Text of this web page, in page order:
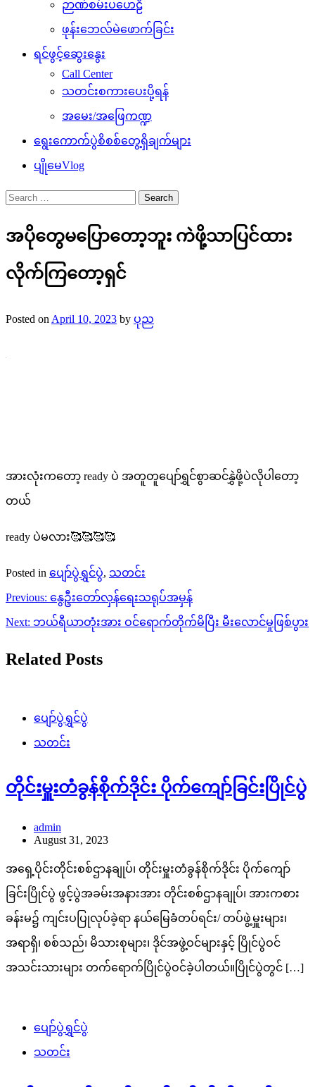
ဉာဏ်စမ်းပဟေဠိ
ဖုန်းဘေလ်မဲဖောက်ခြင်း
ရင်ဖွင့်ဆွေးနွေး
Call Center
သတင်းစကားပေးပို့ရန်
အမေး/အဖြေကဏ္ဍ
ရွေးကောက်ပွဲစိစစ်တွေ့ရှိချက်များ
ပျိုမေVlog
Search
for:
အပိုတွေမပြောတော့ဘူး ကဲဖို့သာပြင်ထား
လိုက်ကြတော့ရှင်
Posted on April 10, 2023 by ပုည
အားလုံးကတော့ ready ပဲ အတူတူပျော်ရွှင်စွာဆင်နွှဲဖို့ပဲလိုပါတော့
တယ်
ready ပဲမလား🥰🥰🥰🥰
Posted in ပျော်ပွဲရွှင်ပွဲ, သတင်း
Post
navigation
Previous: နွေဦးတော်လှန်ရေးသရုပ်အမှန်
Next: ဘယ်ရီယာတုံးအား ဝင်ရောက်တိုက်မိပြီး မီးလောင်မှုဖြစ်ပွား
Related Posts
ပျော်ပွဲရွှင်ပွဲ
သတင်း
တိုင်းမှူးတံခွန်စိုက်ဒိုင်း ပိုက်ကျော်ခြင်းပြိုင်ပွဲ
admin
August 31, 2023
အရှေ့ပိုင်းတိုင်းစစ်ဌာနချုပ်၊ တိုင်းမှူးတံခွန်စိုက်ဒိုင်း ပိုက်ကျော်
ခြင်းပြိုင်ပွဲ ဖွင့်ပွဲအခမ်းအနားအား တိုင်းစစ်ဌာနချုပ်၊ အားကစား
ခန်းမ၌ ကျင်းပပြုလုပ်ခဲ့ရာ နယ်မြေခံတပ်ရင်း/ တပ်ဖွဲ့မှူးများ၊
အရာရှိ၊ စစ်သည်၊ မိသားစုများ၊ ဒိုင်အဖွဲ့ဝင်များနှင့် ပြိုင်ပွဲဝင်
အသင်းသားများ တက်ရောက်ပြိုင်ပွဲဝင်ခဲ့ပါတယ်။ပြိုင်ပွဲတွင် […]
ပျော်ပွဲရွှင်ပွဲ
သတင်း